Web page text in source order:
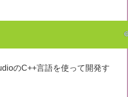
のC++言語を使って開発す